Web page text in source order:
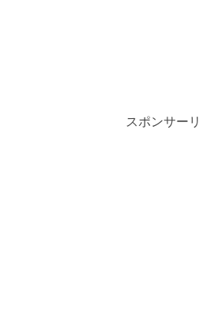
スポンサー